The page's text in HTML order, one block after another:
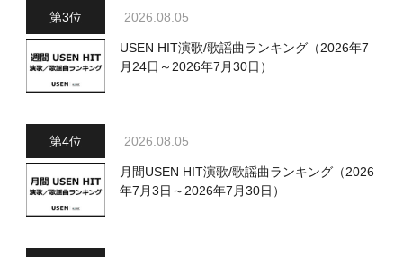
2026.08.05
USEN HIT演歌/歌謡曲ランキング（2026年7
月24日～2026年7月30日）
2026.08.05
月間USEN HIT演歌/歌謡曲ランキング（2026
年7月3日～2026年7月30日）